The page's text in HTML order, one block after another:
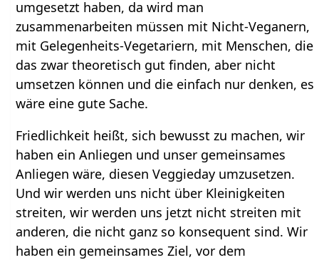
umgesetzt haben, da wird man
zusammenarbeiten müssen mit Nicht-Veganern,
mit Gelegenheits-Vegetariern, mit Menschen, die
das zwar theoretisch gut finden, aber nicht
umsetzen können und die einfach nur denken, es
wäre eine gute Sache.
Friedlichkeit heißt, sich bewusst zu machen, wir
haben ein Anliegen und unser gemeinsames
Anliegen wäre, diesen Veggieday umzusetzen.
Und wir werden uns nicht über Kleinigkeiten
streiten, wir werden uns jetzt nicht streiten mit
anderen, die nicht ganz so konsequent sind. Wir
haben ein gemeinsames Ziel, vor dem